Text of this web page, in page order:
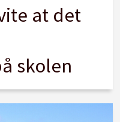
at det
skolen